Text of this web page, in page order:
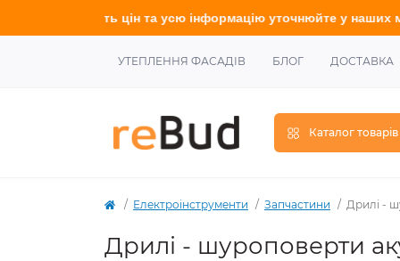
точнюйтеу наших менеджерів.
УТЕПЛЕННЯ ФАСАДІВ БЛОГ ДОСТАВКА
Каталог товарів
Електроінструменти Запчастини Дрилі -
Дрилі - шуроповерти